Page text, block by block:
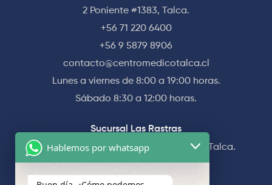
2 Poniente #1383, Talca.
+56 71 220 6400
+56 9 5879 8906
contacto@centromedicotalca.cl
Lunes a viernes de 8:00 a 19:00 horas.
Sábado 8:30 a 12:00 horas.
Sucursal Las Rastras
Av. Las Rastras #1565 esquina 5 Norte, Talca.
+56 71 220 6400
+56 71 220 6490
Hablemos por whatsapp